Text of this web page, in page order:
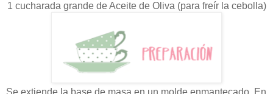
1 cucharada grande de Aceite de Oliva (para freír la cebolla)